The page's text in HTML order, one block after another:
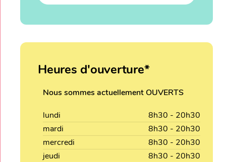
Heures d'ouverture*
Nous sommes actuellement OUVERTS
lundi
8h30 - 20h30
mardi
8h30 - 20h30
mercredi
8h30 - 20h30
jeudi
8h30 - 20h30